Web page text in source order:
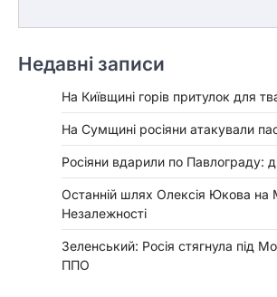
Недавні записи
На Київщині горів притулок для
На Сумщині росіяни атакували
Росіяни вдарили по Павлограду:
Останній шлях Олексія Юкова на
Незалежності
Зеленський: Росія стягнула під
ППО